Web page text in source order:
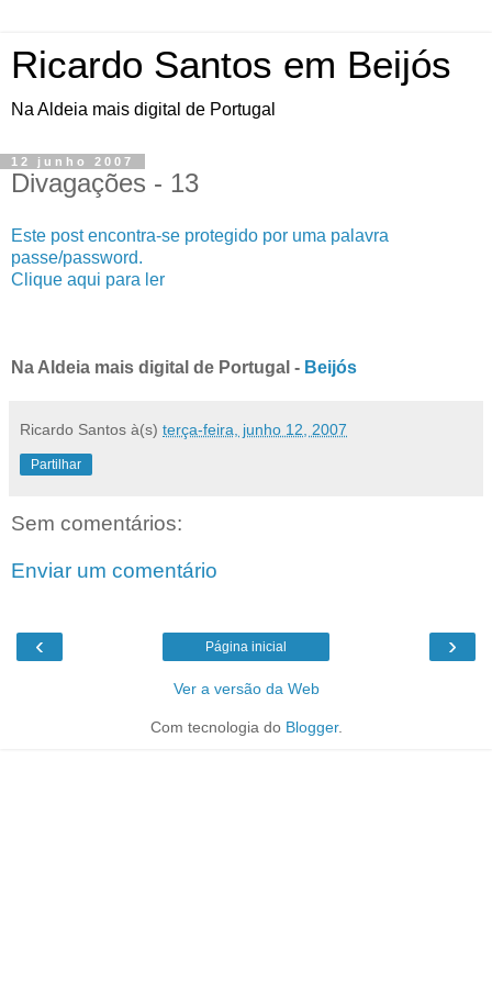
Ricardo Santos em Beijós
Na Aldeia mais digital de Portugal
12 junho 2007
Divagações - 13
Este post encontra-se protegido por uma palavra
passe/password.
Clique aqui para ler
Na Aldeia mais digital de Portugal - Beijós
Ricardo Santos à(s) terça-feira, junho 12, 2007
Partilhar
Sem comentários:
Enviar um comentário
‹ ›
Página inicial
Ver a versão da Web
Com tecnologia do Blogger.